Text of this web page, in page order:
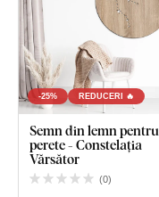
-25% REDUCERI 🔥
Semn din lemn pentru
perete - Constelația
Vărsător
(0)